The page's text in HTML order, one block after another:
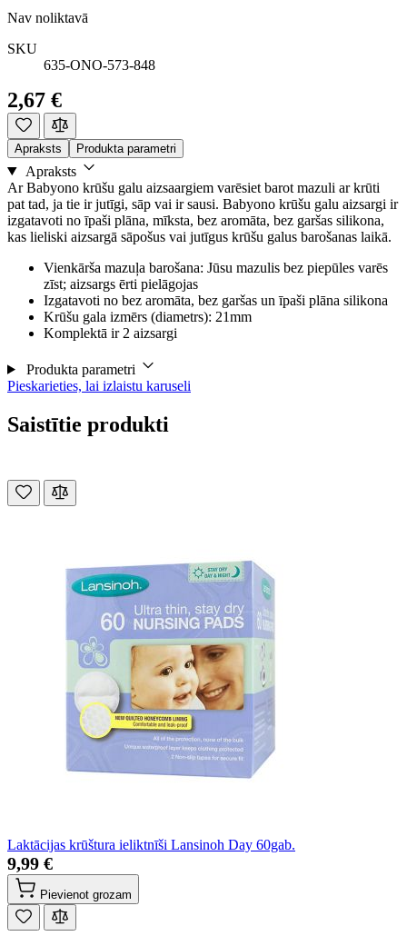
Nav noliktavā
SKU
635-ONO-573-848
2,67 €
Apraksts Produkta parametri
Apraksts
Ar Babyono krūšu galu aizsaargiem varēsiet barot mazuli ar krūti
pat tad, ja tie ir jutīgi, sāp vai ir sausi. Babyono krūšu galu aizsargi ir
izgatavoti no īpaši plāna, mīksta, bez aromāta, bez garšas silikona,
kas lieliski aizsargā sāpošus vai jutīgus krūšu galus barošanas laikā.
Vienkārša mazuļa barošana: Jūsu mazulis bez piepūles varēs
zīst; aizsargs ērti pielāgojas
Izgatavoti no bez aromāta, bez garšas un īpaši plāna silikona
Krūšu gala izmērs (diametrs): 21mm
Komplektā ir 2 aizsargi
Produkta parametri
Pieskarieties, lai izlaistu karuseli
Saistītie produkti
Laktācijas krūštura ieliktnīši Lansinoh Day 60gab.
9,99 €
Pievienot grozam